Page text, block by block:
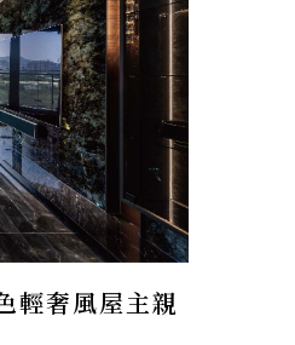
輕奢風屋主親